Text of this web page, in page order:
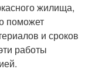
жилища,
поможет
и сроков
работы